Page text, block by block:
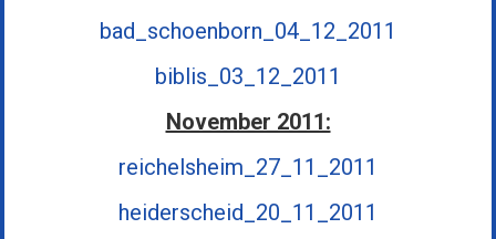
bad_schoenborn_04_12_2011
biblis_03_12_2011
November 2011:
reichelsheim_27_11_2011
heiderscheid_20_11_2011